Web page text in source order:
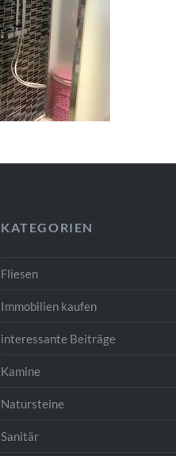
KATEGORIEN
Fliesen
Immobilien kaufen
interessante Beiträge
Kamine
Natursteine
Sanitär